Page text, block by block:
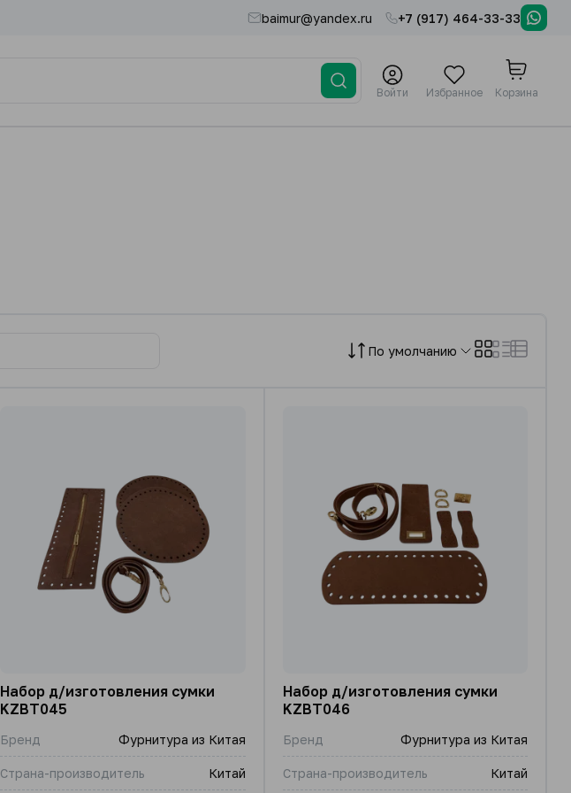
baimur@yandex.ru +7 (917) 464-33-33
Войти Избранное Корзина
По умолчанию
Набор д/изготовления сумки
KZBT045
Бренд Фурнитура из Китая
Страна-производитель Китай
Набор д/изготовления сумки
KZBT046
Бренд Фурнитура из Китая
Страна-производитель Китай